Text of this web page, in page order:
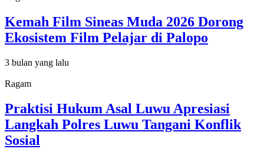
Kemah Film Sineas Muda 2026 Dorong
Ekosistem Film Pelajar di Palopo
3 bulan yang lalu
Ragam
Praktisi Hukum Asal Luwu Apresiasi
Langkah Polres Luwu Tangani Konflik
Sosial